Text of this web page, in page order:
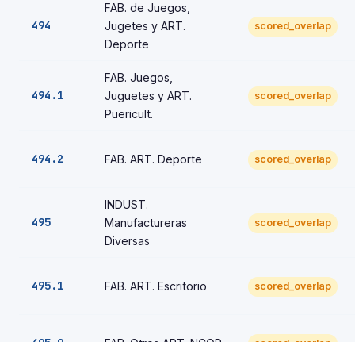
494
FAB. de Juegos,
Jugetes y ART.
Deporte
scored_overlap
494.1
FAB. Juegos,
Juguetes y ART.
Puericult.
scored_overlap
494.2 FAB. ART. Deporte scored_overlap
495
INDUST.
Manufactureras
Diversas
scored_overlap
495.1 FAB. ART. Escritorio scored_overlap